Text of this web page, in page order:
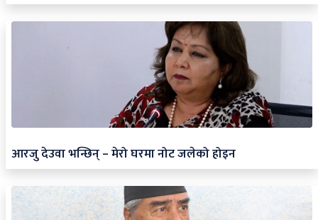
आरजु देउवा भन्छिन् – मेरो घरमा नोट जलेको होइन